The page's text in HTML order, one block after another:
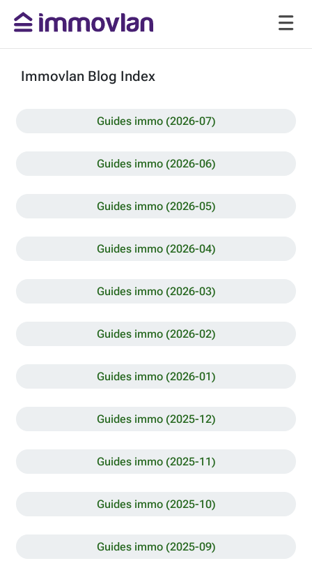
Immovlan Blog Index
Guides immo (2026-07)
Guides immo (2026-06)
Guides immo (2026-05)
Guides immo (2026-04)
Guides immo (2026-03)
Guides immo (2026-02)
Guides immo (2026-01)
Guides immo (2025-12)
Guides immo (2025-11)
Guides immo (2025-10)
Guides immo (2025-09)